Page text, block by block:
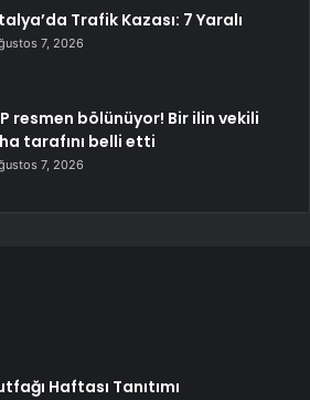
Trafik Kazası: 7 Yaralı
7, 2026
resmen bölünüyor! Bir ilin vekili
tarafını belli etti
7, 2026
Haftası Tanıtımı